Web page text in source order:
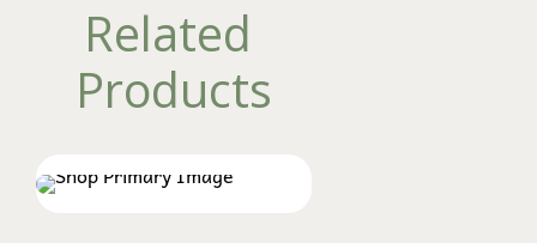
Related
Products